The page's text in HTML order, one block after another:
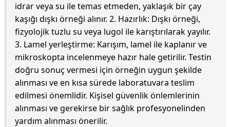
idrar veya su ile temas etmeden, yaklaşık bir çay
kaşığı dışkı örneği alınır. 2. Hazırlık: Dışkı örneği,
fizyolojik tuzlu su veya lugol ile karıştırılarak yayılır.
3. Lamel yerleştirme: Karışım, lamel ile kaplanır ve
mikroskopta incelenmeye hazır hale getirilir. Testin
doğru sonuç vermesi için örneğin uygun şekilde
alınması ve en kısa sürede laboratuvara teslim
edilmesi önemlidir. Kişisel güvenlik önlemlerinin
alınması ve gerekirse bir sağlık profesyonelinden
yardım alınması önerilir.